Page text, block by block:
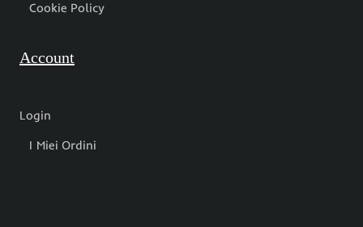
Cookie Policy
Account
Login
I Miei Ordini